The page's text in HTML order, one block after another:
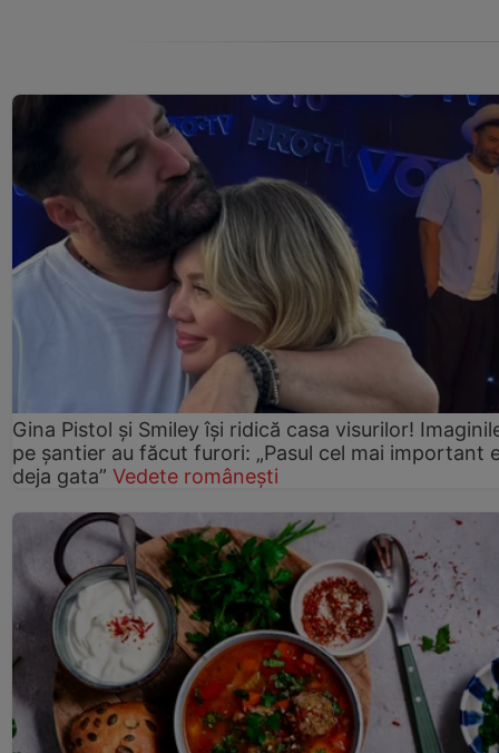
Gina Pistol și Smiley își ridică casa visurilor!
pe șantier au făcut furori: „Pasul cel mai important
deja gata” Vedete românești